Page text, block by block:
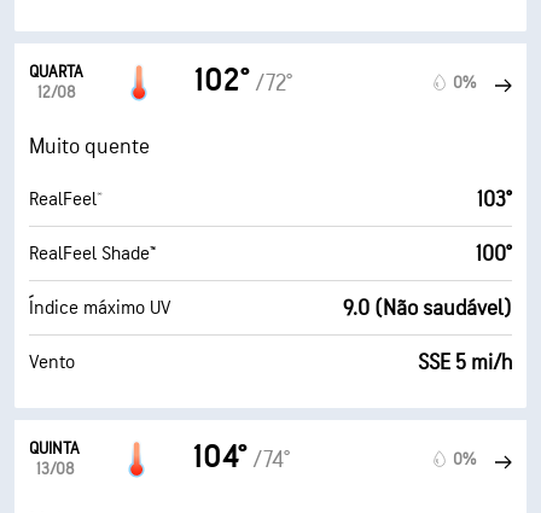
QUARTA
12/08
102° /72° 0%
Muito quente
RealFeel® 103°
RealFeel Shade™ 100°
Índice máximo UV 9.0 (Não saudável)
Vento SSE 5 mi/h
QUINTA
13/08
104° /74° 0%